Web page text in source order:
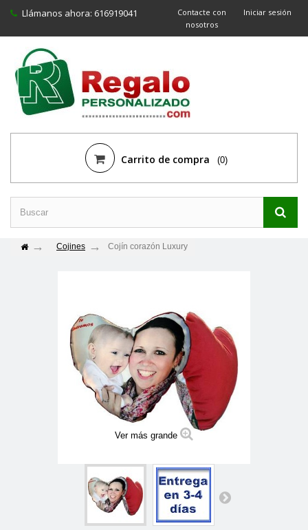
Iniciar sesión
Contacte con
nosotros
Llámanos ahora: 616919041
Carrito de compra (0)
Cojines Cojín corazón Luxury
Ver más grande